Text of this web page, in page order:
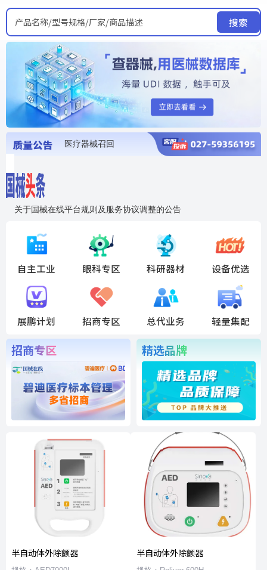
产品名称/型号规格/厂家/商品描述 搜索
医疗器械召回
关于国械在线平台规则及服务协议调整的公告
国药创研AED开启全国招商
自主工业 眼科专区 科研器材 设备优选
展鹏计划 招商专区 总代业务 轻量集配
招商专区 精选品牌
半自动体外除颤器 半自动体外除颤器